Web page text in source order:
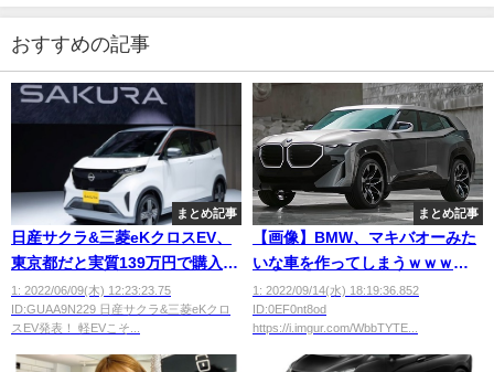
おすすめの記事
まとめ記事
日産サクラ&三菱eKクロスEV、
東京都だと実質139万円で購入可
能！
1: 2022/06/09(木) 12:23:23.75
ID:GUAA9N229 日産サクラ&三菱eKクロ
スEV発表！ 軽EVこそ...
まとめ記事
【画像】BMW、マキバオーみた
いな車を作ってしまうｗｗｗｗ
ｗｗ
1: 2022/09/14(水) 18:19:36.852
ID:0EF0nt8od
https://i.imgur.com/WbbTYTE...